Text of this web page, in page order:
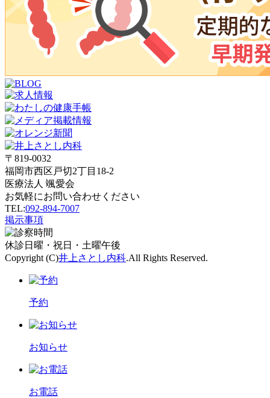
〒819-0032
福岡市西区戸切2丁目18-2
医療法人 颯愛会
お気軽にお問い合わせください
TEL:092-894-7007
掲示事項
休診 日曜・祝日・土曜午後
Copyright (C)井上さとし内科.All Rights Reserved.
予約
お知らせ
お電話